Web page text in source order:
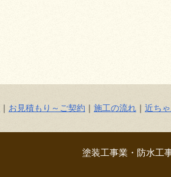
｜ お見積もり～ご契約 ｜ 施工の流れ ｜ 近ち
塗装工事業・防水工